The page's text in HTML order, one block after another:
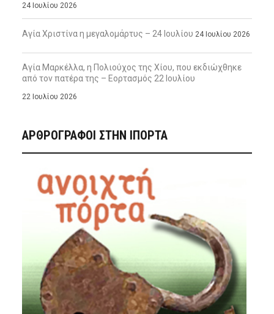
24 Ιουλίου 2026
Αγία Χριστίνα η μεγαλομάρτυς – 24 Ιουλίου 24 Ιουλίου 2026
Αγία Μαρκέλλα, η Πολιούχος της Χίου, που εκδιώχθηκε
από τον πατέρα της – Εορτασμός 22 Ιουλίου
22 Ιουλίου 2026
ΑΡΘΡΟΓΡΑΦΟΙ ΣΤΗΝ IΠΟΡΤΑ